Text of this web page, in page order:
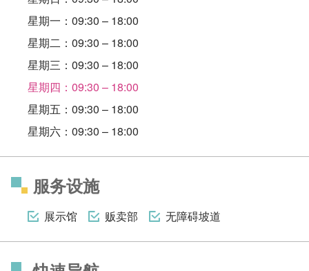
星期一：09:30 – 18:00
星期二：09:30 – 18:00
星期三：09:30 – 18:00
星期四：09:30 – 18:00
星期五：09:30 – 18:00
星期六：09:30 – 18:00
服务设施
展示馆 贩卖部 无障碍坡道